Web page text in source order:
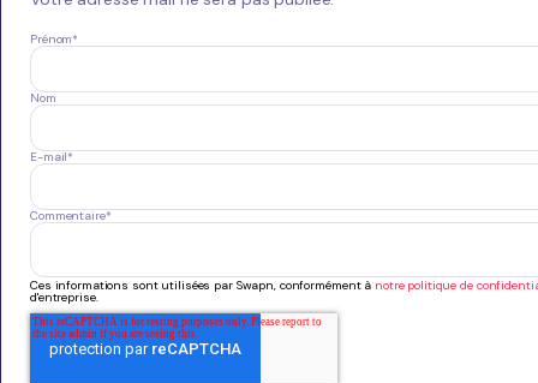
Prénom*
Nom
E-mail*
Commentaire*
Ces informations sont utilisées par Swapn, conformément à notre politique de
d'entreprise.